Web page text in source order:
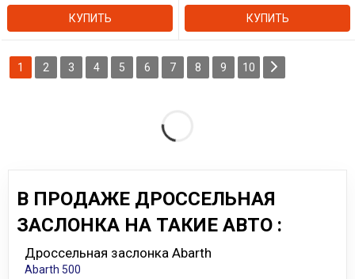
КУПИТЬ КУПИТЬ
1 2 3 4 5 6 7 8 9 10
В ПРОДАЖЕ ДРОССЕЛЬНАЯ
ЗАСЛОНКА НА ТАКИЕ АВТО :
Дроссельная заслонка Abarth
Abarth 500